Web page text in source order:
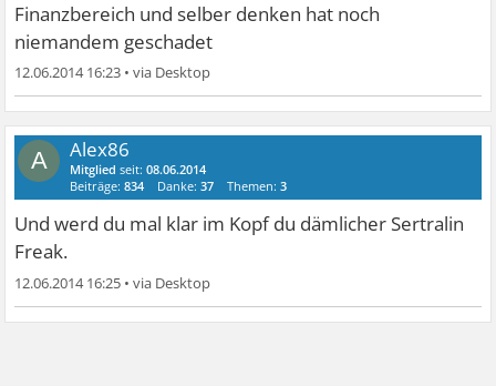
Finanzbereich und selber denken hat noch
niemandem geschadet
12.06.2014 16:23 •
A Alex86
Mitglied seit:08.06.2014
Beiträge:834 Danke:37 Themen:3
Und werd du mal klar im Kopf du dämlicher Sertralin
Freak.
12.06.2014 16:25 •